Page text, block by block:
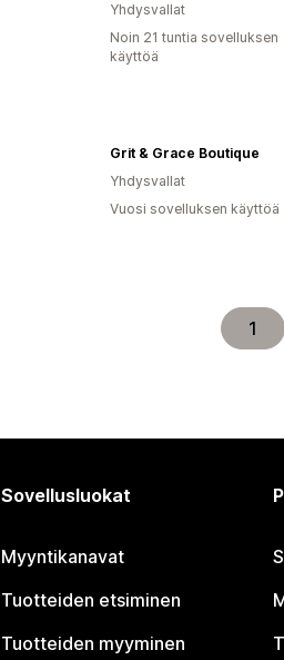
Yhdysvallat
Noin 21 tuntia sovelluksen
käyttöä
Grit & Grace Boutique
Yhdysvallat
Vuosi sovelluksen käyttöä
1
Sovellusluokat
Myyntikanavat
Tuotteiden etsiminen
Tuotteiden myyminen